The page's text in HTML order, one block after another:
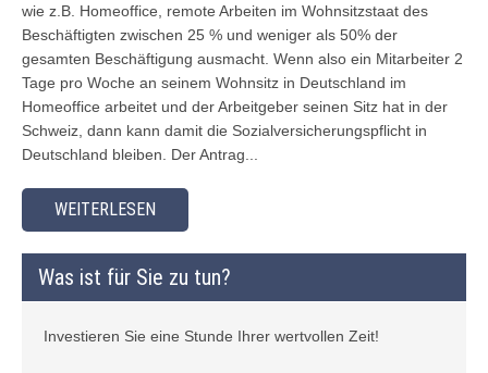
wie z.B. Homeoffice, remote Arbeiten im Wohnsitzstaat des
Beschäftigten zwischen 25 % und weniger als 50% der
gesamten Beschäftigung ausmacht. Wenn also ein Mitarbeiter 2
Tage pro Woche an seinem Wohnsitz in Deutschland im
Homeoffice arbeitet und der Arbeitgeber seinen Sitz hat in der
Schweiz, dann kann damit die Sozialversicherungspflicht in
Deutschland bleiben. Der Antrag...
WEITERLESEN
Was ist für Sie zu tun?
Investieren Sie eine Stunde Ihrer wertvollen Zeit!